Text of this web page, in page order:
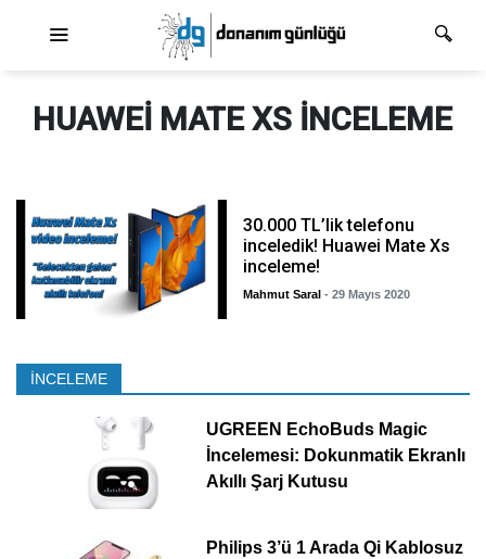
HUAWEI MATE XS INCELEME
30.000 TL’lik telefonu
inceledik! Huawei Mate Xs
inceleme!
Mahmut Saral - 29 Mayıs 2020
İNCELEME
UGREEN EchoBuds Magic
İncelemesi: Dokunmatik Ekranlı
Akıllı Şarj Kutusu
Philips 3’ü 1 Arada Qi Kablosuz